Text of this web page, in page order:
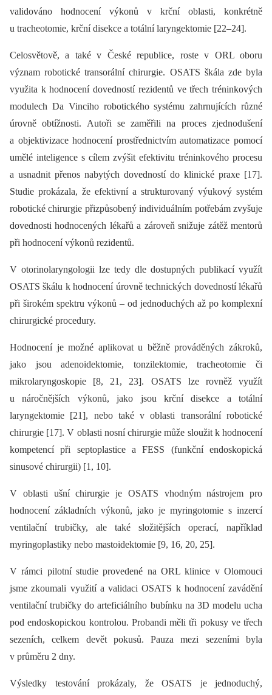
validováno hodnocení výkonů v krční oblasti, konkrétně
u tracheotomie, krční disekce a totální laryngektomie [22–24].
Celosvětově, a také v České republice, roste v ORL oboru
význam robotické transorální chirurgie. OSATS škála zde byla
využita k hodnocení dovedností rezidentů ve třech tréninkových
modulech Da Vinciho robotického systému zahrnujících různé
úrovně obtížnosti. Autoři se zaměřili na proces zjednodušení
a objektivizace hodnocení prostřednictvím automatizace pomocí
umělé inteligence s cílem zvýšit efektivitu tréninkového procesu
a usnadnit přenos nabytých dovedností do klinické praxe [17].
Studie prokázala, že efektivní a strukturovaný výukový systém
robotické chirurgie přizpůsobený individuálním potřebám zvyšuje
dovednosti hodnocených lékařů a zároveň snižuje zátěž mentorů
při hodnocení výkonů rezidentů.
V otorinolaryngologii lze tedy dle dostupných publikací využít
OSATS škálu k hodnocení úrovně technických dovedností lékařů
při širokém spektru výkonů –⁠ od jednoduchých až po komplexní
chirurgické procedury.
Hodnocení je možné aplikovat u běžně prováděných zákroků,
jako jsou adenoidektomie, tonzilektomie, tracheotomie či
mikrolaryngoskopie [8, 21, 23]. OSATS lze rovněž využít
u náročnějších výkonů, jako jsou krční disekce a totální
laryngektomie [21], nebo také v oblasti transorální robotické
chirurgie [17]. V oblasti nosní chirurgie může sloužit k hodnocení
kompetencí při septoplastice a FESS (funkční endoskopická
sinusové chirurgii) [1, 10].
V oblasti ušní chirurgie je OSATS vhodným nástrojem pro
hodnocení základních výkonů, jako je myringotomie s inzercí
ventilační trubičky, ale také složitějších operací, například
myringoplastiky nebo mastoidektomie [9, 16, 20, 25].
V rámci pilotní studie provedené na ORL klinice v Olomouci
jsme zkoumali využití a validaci OSATS k hodnocení zavádění
ventilační trubičky do arteficiálního bubínku na 3D modelu ucha
pod endoskopickou kontrolou. Probandi měli tři pokusy ve třech
sezeních, celkem devět pokusů. Pauza mezi sezeními byla
v průměru 2 dny.
Výsledky testování prokázaly, že OSATS je jednoduchý,